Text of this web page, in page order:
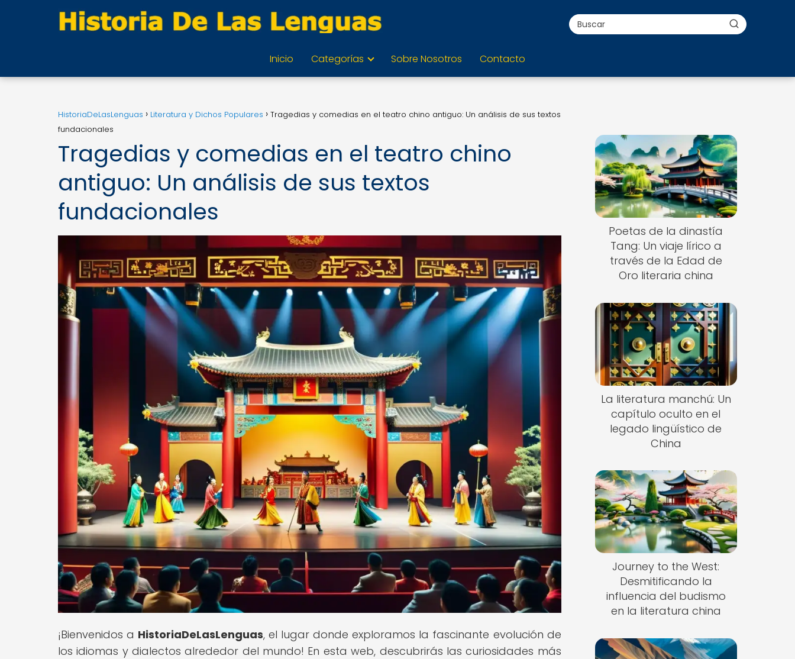
Inicio Categorías Sobre Nosotros Contacto
HistoriaDeLasLenguas Literatura y Dichos Populares
Tragedias y comedias en el teatro chino antiguo: Un análisis de sus textos
fundacionales
Tragedias y comedias en el teatro chino
antiguo: Un análisis de sus textos
fundacionales
¡Bienvenidos a HistoriaDeLasLenguas, el lugar donde exploramos la fascinante evolución de
los idiomas y dialectos alrededor del mundo! En esta web, descubrirás las curiosidades más
Poetas de la dinastía
Tang: Un viaje lírico a
través de la Edad de
Oro literaria china
La literatura manchú: Un
capítulo oculto en el
legado lingüístico de
China
Journey to the West:
Desmitificando la
influencia del budismo
en la literatura china